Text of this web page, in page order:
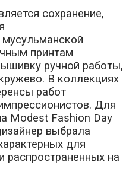
сохранение,
принтам
ручной работы,
В коллекциях
работ
Для
Modest Fashion Day
выбрала
для
распространенных на